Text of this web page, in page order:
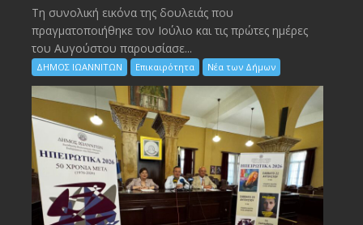
Τη συνολική εικόνα της δουλειάς που
πραγματοποιήθηκε τον Ιούλιο και τις πρώτες ημέρες
του Αυγούστου παρουσίασε...
ΔΗΜΟΣ ΙΩΑΝΝΙΤΩΝ Επικαιρότητα Νέα των Δήμων